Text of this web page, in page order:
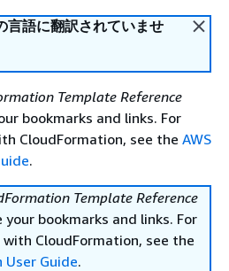
言語に翻訳されていませ
Template Reference
bookmarks and links. For
CloudFormation, see the AWS
.
Template Reference
your bookmarks and links. For
CloudFormation, see the
User Guide.